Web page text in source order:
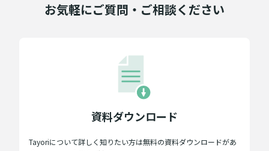
お気軽にご質問・ご相談ください
資料ダウンロード
Tayoriについて詳しく知りたい方は無料の資料ダウンロードがあ